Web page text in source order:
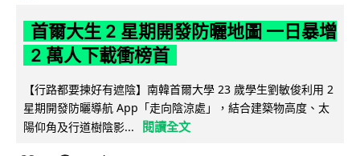
首爾大生 2 星期開發防曬地圖 一日暴增
2 萬人下載衝榜首
【行路都要揀好有遮陰】南韓首爾大學 23 歲學生劉敏俊利用 2
星期開發防曬導航 App「走向陰涼處」，結合建築物高度、太
陽仰角及行道樹陰影...
閱讀全文